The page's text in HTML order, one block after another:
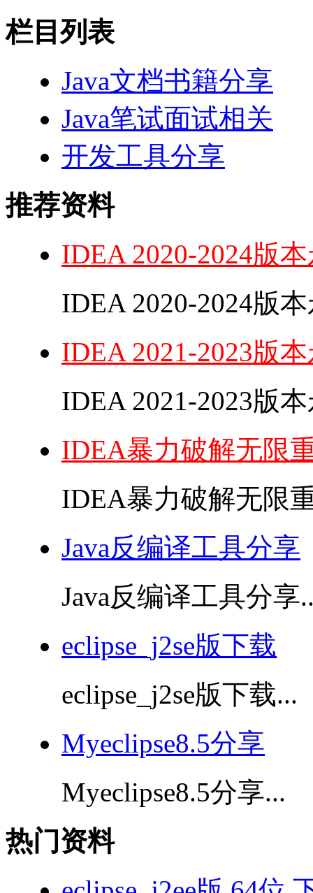
栏目列表
Java文档书籍分享
Java笔试面试相关
开发工具分享
推荐资料
IDEA 2020-2024版
IDEA 2020-2024版
IDEA 2021-2023版
IDEA 2021-2023版
IDEA暴力破解无限
IDEA暴力破解无限
Java反编译工具分享
Java反编译工具分享
eclipse_j2se版下载
eclipse_j2se版下载...
Myeclipse8.5分享
Myeclipse8.5分享...
热门资料